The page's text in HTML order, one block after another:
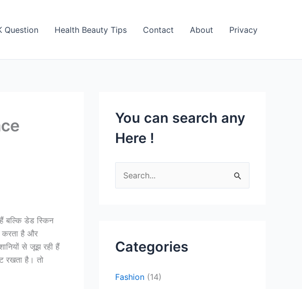
Question Health Beauty Tips Contact About Privacy
बल्कि डेड स्किन
करता है और
से जूझ रही हैं
रखता है। तो
You can search any
Here !
e
h
o
Categories
Fashion (14)